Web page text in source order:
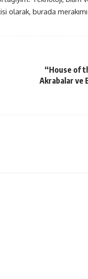
olarak, burada
“House of
Akrabalar ve